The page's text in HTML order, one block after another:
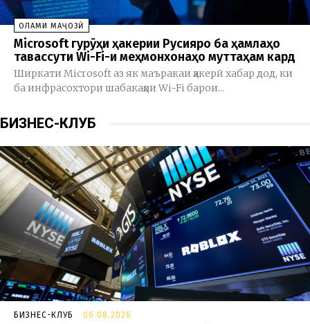
ОЛАМИ МАҶОЗӢ
Microsoft гурӯҳи ҳакерии Русияро ба ҳамлаҳо
тавассути Wi-Fi-и меҳмонхонаҳо муттаҳам кард
Ширкати Microsoft аз як маъракаи ҳакерӣ хабар дод, ки
ба инфрасохтори шабакаҳои Wi-Fi барои...
БИЗНЕС-КЛУБ
БИЗНЕС-КЛУБ 06.08.2026